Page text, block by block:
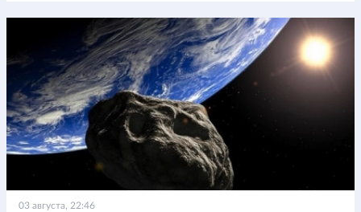
03 августа, 22:46